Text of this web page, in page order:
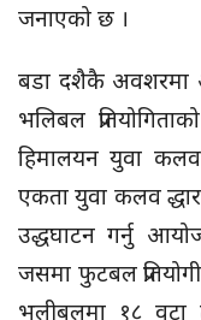
जनाएको छ ।
बडा दशैकै अवशरमा
भलिबल
हिमालयन युवा कलव
एकता युवा कलव
उद्धघाटन गर्नु
जसमा फुटबल
भलीबलमा १८